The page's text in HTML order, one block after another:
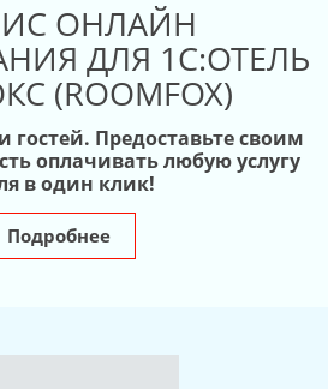
ОНЛАЙН
ДЛЯ 1С:ОТЕЛЬ
(ROOMFOX)
гостей. Предоставьте своим
оплачивать любую услугу
в один клик!
Подробнее